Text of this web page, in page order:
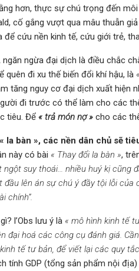
hơn, thực sự chú trọng đến
cố gắng vượt qua mâu thuẫn
để cứu nền kinh tế, cứu giới trẻ,
ngăn ngừa đại dịch là điều chắc
quên đi xu thế biến đổi khí hậu, là
tăng nguy cơ đại dịch xuất hiện
đi trước có thể làm cho các
tiêu. Để « trả món nợ » cho các
la bàn », các nền dân chủ sẽ
này có bài « Thay đổi la bàn »,
ngột suy thoái… nhiều huý kị cũng
đầu lên án sự chú ý đầy tội lỗi
chính”.
l’Obs lưu ý là « mô hình kinh tế
đại hoá các công cụ đánh giá.
tế tư bản, để viết lại các quy
tính GDP (tổng sản phẩm nội